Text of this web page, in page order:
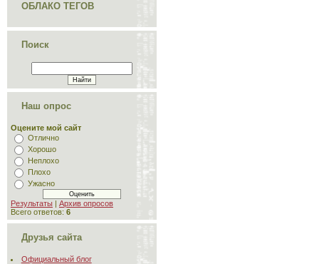
ОБЛАКО ТЕГОВ
Поиск
Наш опрос
Оцените мой сайт
Отлично
Хорошо
Неплохо
Плохо
Ужасно
Результаты | Архив опросов
Всего ответов: 6
Друзья сайта
Официальный блог